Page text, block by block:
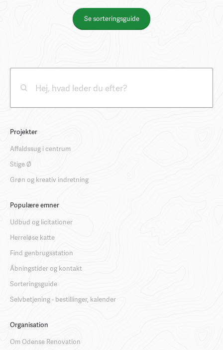
Se sorteringsguide
Projekter
Affaldssug i centrum
Stige Ø
Grøn og kreativ indretning
Populære emner
Udbud og licitationer
Herreløse katte
Find genbrugsstation
Åbningstider og kontakt
Sorteringsguide
Selvbetjening - bestillinger, kalender
Organisation
Om Odense Renovation